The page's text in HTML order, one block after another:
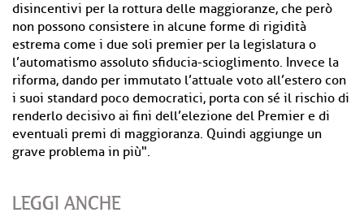
disincentivi per la rottura delle maggioranze, che però
non possono consistere in alcune forme di rigidità
estrema come i due soli premier per la legislatura o
l’automatismo assoluto sfiducia-scioglimento. Invece la
riforma, dando per immutato l’attuale voto all’estero con
i suoi standard poco democratici, porta con sé il rischio di
renderlo decisivo ai fini dell’elezione del Premier e di
eventuali premi di maggioranza. Quindi aggiunge un
grave problema in più".
LEGGI ANCHE